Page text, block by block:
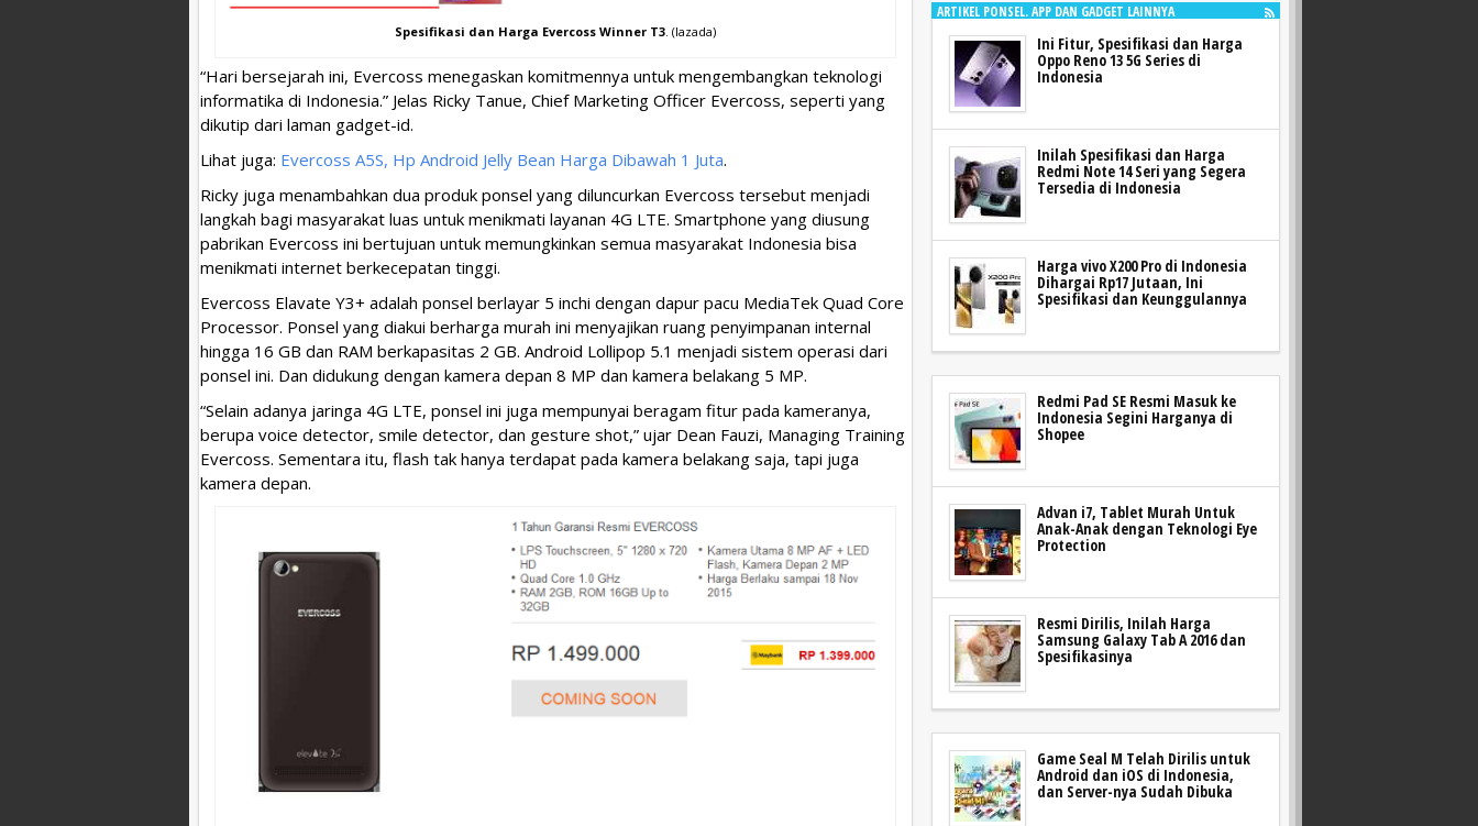
Spesifikasi dan Harga Evercoss Winner T3 . (lazada)
“Hari bersejarah ini, Evercoss menegaskan komitmennya untuk mengembangkan teknologi
informatika di Indonesia.” Jelas Ricky Tanue, Chief Marketing Officer Evercoss, seperti yang
dikutip dari laman gadget-id.
Lihat juga: Evercoss A5S, Hp Android Jelly Bean Harga Dibawah 1 Juta.
Ricky juga menambahkan dua produk ponsel yang diluncurkan Evercoss tersebut menjadi
langkah bagi masyarakat luas untuk menikmati layanan 4G LTE. Smartphone yang diusung
pabrikan Evercoss ini bertujuan untuk memungkinkan semua masyarakat Indonesia bisa
menikmati internet berkecepatan tinggi.
Evercoss Elavate Y3+ adalah ponsel berlayar 5 inchi dengan dapur pacu MediaTek Quad Core
Processor. Ponsel yang diakui berharga murah ini menyajikan ruang penyimpanan internal
hingga 16 GB dan RAM berkapasitas 2 GB. Android Lollipop 5.1 menjadi sistem operasi dari
ponsel ini. Dan didukung dengan kamera depan 8 MP dan kamera belakang 5 MP.
“Selain adanya jaringa 4G LTE, ponsel ini juga mempunyai beragam fitur pada kameranya,
berupa voice detector, smile detector, dan gesture shot,” ujar Dean Fauzi, Managing Training
Evercoss. Sementara itu, flash tak hanya terdapat pada kamera belakang saja, tapi juga
kamera depan.
ARTIKEL PONSEL. APP DAN GADGET LAINNYA
Ini Fitur, Spesifikasi dan Harga
Oppo Reno 13 5G Series di
Indonesia
Inilah Spesifikasi dan Harga
Redmi Note 14 Seri yang Segera
Tersedia di Indonesia
Harga vivo X200 Pro di Indonesia
Dihargai Rp17 Jutaan, Ini
Spesifikasi dan Keunggulannya
Redmi Pad SE Resmi Masuk ke
Indonesia Segini Harganya di
Shopee
Advan i7, Tablet Murah Untuk
Anak-Anak dengan Teknologi Eye
Protection
Resmi Dirilis, Inilah Harga
Samsung Galaxy Tab A 2016 dan
Spesifikasinya
Game Seal M Telah Dirilis untuk
Android dan iOS di Indonesia,
dan Server-nya Sudah Dibuka